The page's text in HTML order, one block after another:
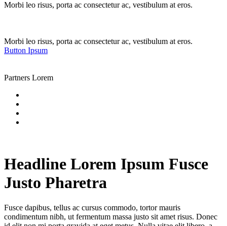
Morbi leo risus, porta ac consectetur ac, vestibulum at eros.
Morbi leo risus, porta ac consectetur ac, vestibulum at eros.
Button Ipsum
Partners Lorem
Headline Lorem Ipsum Fusce
Justo Pharetra
Fusce dapibus, tellus ac cursus commodo, tortor mauris
condimentum nibh, ut fermentum massa justo sit amet risus. Donec